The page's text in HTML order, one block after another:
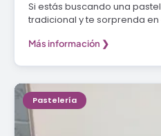
Si estás buscando una
tradicional y te sorprenda
Más información ❯
Pastelería